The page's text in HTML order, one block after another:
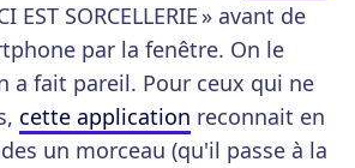
EST SORCELLERIE » avant de
par la fenêtre. On le
a fait pareil. Pour ceux qui ne
cette application reconnait en
un morceau (qu'il passe à la